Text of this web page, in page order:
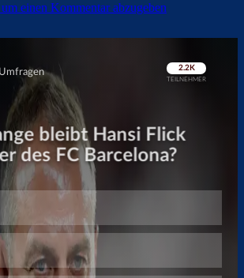
einen Kommentar abzugeben
Überspringen